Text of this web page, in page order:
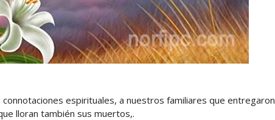
espirituales, a nuestros familiares que entregaron
lloran también sus muertos,.